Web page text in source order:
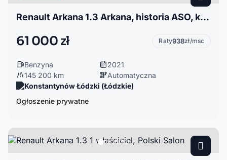
Renault Arkana 1.3 Arkana, historia ASO, krajowa
61 000 zł Raty938zł/msc
Benzyna
2021
145 200 km
Automatyczna
Konstantynów Łódzki (Łódzkie)
Ogłoszenie prywatne